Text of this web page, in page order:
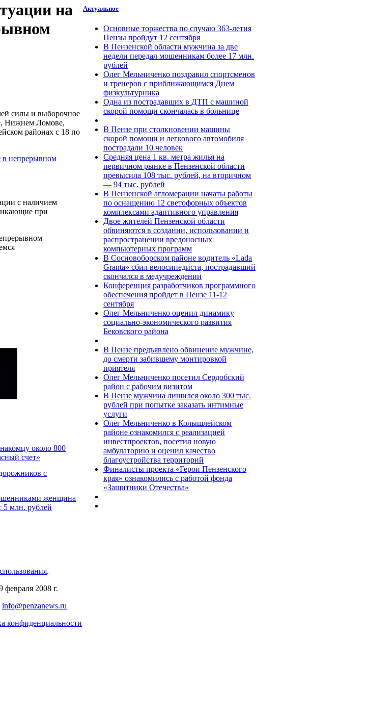
на
силы и выборочное
Нижнем Ломове,
районах с 18 по
с наличием
при
около 800
счет»
с
женщина
5 млн. рублей
Актуальное
Основные торжества по случаю 363-летия
Пензы пройдут 12 сентября
В Пензенской области мужчина за две
недели передал мошенникам более 17 млн.
рублей
Олег Мельниченко поздравил спортсменов
и тренеров с приближающимся Днем
физкультурника
Одна из пострадавших в ДТП с машиной
скорой помощи скончалась в больнице
В Пензе при столкновении машины
скорой помощи и легкового автомобиля
пострадали 10 человек
Средняя цена 1 кв. метра жилья на
первичном рынке в Пензенской области
превысила 108 тыс. рублей, на вторичном
— 94 тыс. рублей
В Пензенской агломерации начаты работы
по оснащению 12 светофорных объектов
комплексами адаптивного управления
Двое жителей Пензенской области
обвиняются в создании, использовании и
распространении вредоносных
компьютерных программ
В Сосновоборском районе водитель «Lada
Granta» сбил велосипедиста, пострадавший
скончался в медучреждении
Конференция разработчиков программного
обеспечения пройдет в Пензе 11-12
сентября
Олег Мельниченко оценил динамику
социально-экономического развития
Бековского района
В Пензе предъявлено обвинение мужчине,
до смерти забившему монтировкой
приятеля
Олег Мельниченко посетил Сердобский
район с рабочим визитом
В Пензе мужчина лишился около 300 тыс.
рублей при попытке заказать интимные
услуги
Олег Мельниченко в Колышлейском
районе ознакомился с реализацией
инвестпроектов, посетил новую
амбулаторию и оценил качество
благоустройства территорий
Финалисты проекта «Герои Пензенского
края» ознакомились с работой фонда
«Защитники Отечества»
.
2008 г.
info@penzanews.ru
конфиденциальности